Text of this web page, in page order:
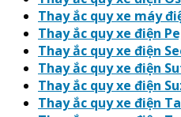
Thay ắc quy xe máy
Thay ắc quy xe điện
Thay ắc quy xe điện
Thay ắc quy xe điện
Thay ắc quy xe điện
Thay ắc quy xe điện